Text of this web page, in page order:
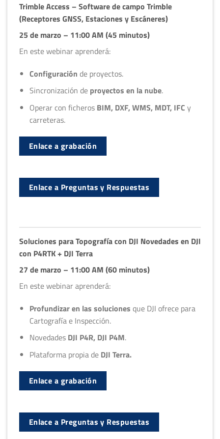
Trimble Access – Software de campo Trimble
(Receptores GNSS, Estaciones y Escáneres)
25 de marzo – 11:00 AM (45 minutos)
En este webinar aprenderá:
Configuración de proyectos.
Sincronización de proyectos en la nube.
Operar con ficherosBIM, DXF, WMS, MDT, IFC y
carreteras.
Enlace a grabación
Enlace a Preguntas y Respuestas
Soluciones para Topografía con DJI Novedades en DJI
con P4RTK + DJI Terra
27 de marzo – 11:00 AM (60 minutos)
En este webinar aprenderá:
Profundizar en las soluciones que DJI ofrece para
Cartografía e Inspección.
NovedadesDJI P4R, DJI P4M.
Plataforma propia deDJI Terra.
Enlace a grabación
Enlace a Preguntas y Respuestas